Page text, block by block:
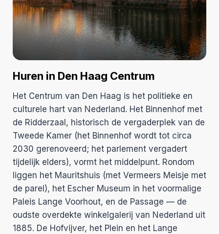
Huren in Den Haag Centrum
Het Centrum van Den Haag is het politieke en
culturele hart van Nederland. Het Binnenhof met
de Ridderzaal, historisch de vergaderplek van de
Tweede Kamer (het Binnenhof wordt tot circa
2030 gerenoveerd; het parlement vergadert
tijdelijk elders), vormt het middelpunt. Rondom
liggen het Mauritshuis (met Vermeers Meisje met
de parel), het Escher Museum in het voormalige
Paleis Lange Voorhout, en de Passage — de
oudste overdekte winkelgalerij van Nederland uit
1885. De Hofvijver, het Plein en het Lange